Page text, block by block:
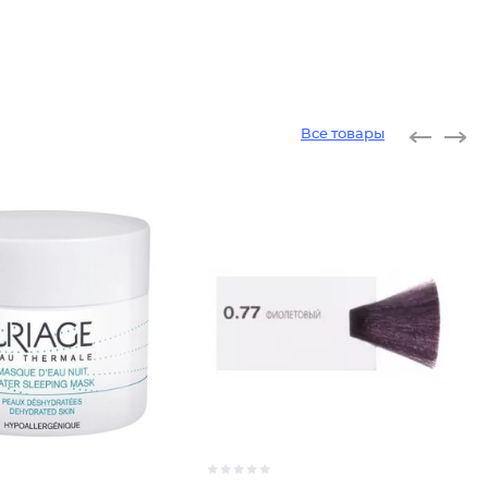
Все товары
Крем-кр